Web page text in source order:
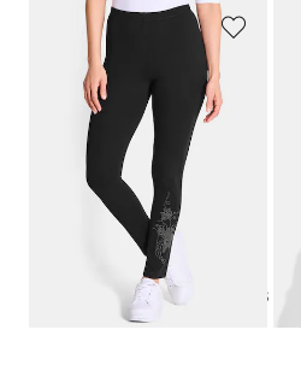
PLANTIER
Lot de deux leggings
69,95 €
3